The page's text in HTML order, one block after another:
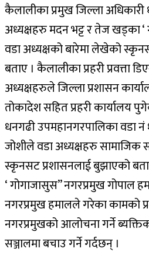
कैलालीका प्रमुख जिल्ला अधिकारी
अध्यक्षहरु मदन भट्ट र तेज खड्का
वडा अध्यक्षको बारेमा लेखेको
बताए । कैलालीका प्रहरी प्रवत्ता
अध्यक्षहरुले जिल्ला प्रशासन
तोकादेश सहित प्रहरी कार्यालय
धनगढी उपमहानगरपालिका वडा
जोशीले वडा अध्यक्षहरु सामाजिक
स्कृनसट प्रशासनलाई बुझाएको
‘ गोगाजासुस” नगरप्रमुख गोपाल
नगरप्रमुख हमालले गरेका कामको
नगरप्रमुखको आलोचना गर्ने
सञ्जालमा बचाउ गर्ने गर्दछन् ।